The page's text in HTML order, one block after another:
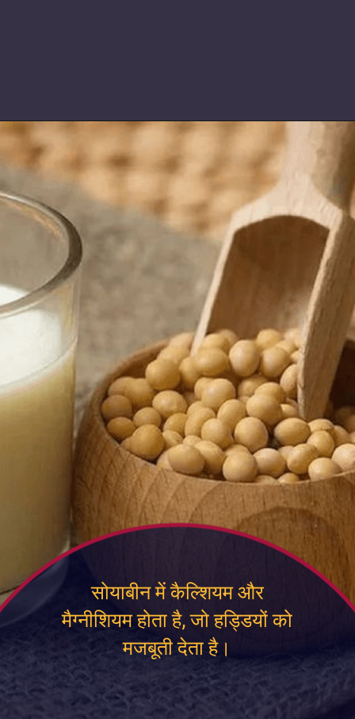
सोयाबीन में कैल्शियम और
मैग्नीशियम होता है, जो हड्डियों को
मजबूती देता है।